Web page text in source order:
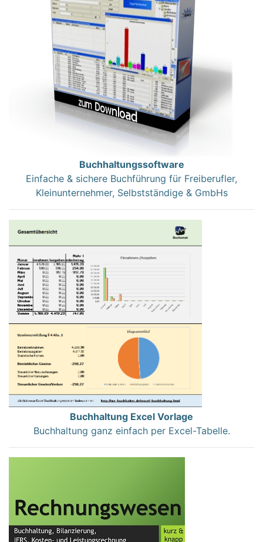
Buchhaltungssoftware
Einfache & sichere Buchführung für Freiberufler,
Kleinunternehmer, Selbstständige & GmbHs
Buchhaltung Excel Vorlage
Buchhaltung ganz einfach per Excel-Tabelle.